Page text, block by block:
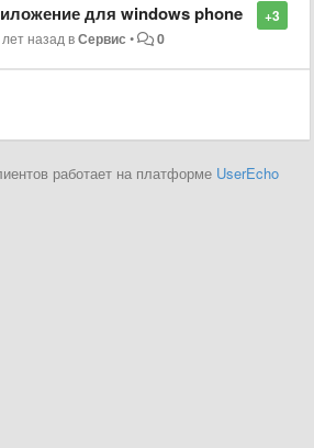
+3
для windows phone
назадвСервис • 0
работает на платформе UserEcho